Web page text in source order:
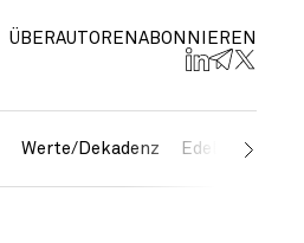
ÜBERAUTOREN ABONNIEREN
Werte/Dekadenz Edelmetalle